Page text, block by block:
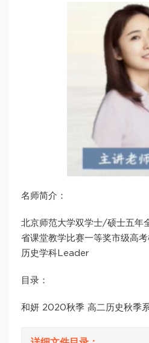
名师简介：
北京师范大学双学士/硕士五年
省课堂教学比赛一等奖市级高
历史学科Leader
目录：
和妍 2020秋季 高二历史秋季